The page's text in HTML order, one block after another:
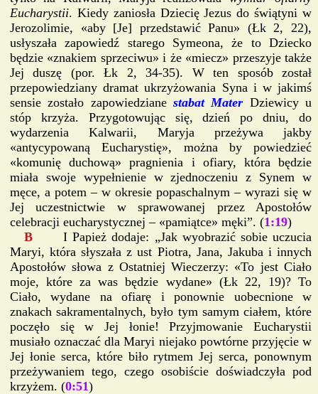
Eucharystii. Kiedy zaniosła Dziecię Jezus do świątyni w
Jerozolimie, «aby [Je] przedstawić Panu» (Łk 2, 22),
usłyszała zapowiedź starego Symeona, że to Dziecko
będzie «znakiem sprzeciwu» i że «miecz» przeszyje także
Jej duszę (por. Łk 2, 34-35). W ten sposób został
przepowiedziany dramat ukrzyżowania Syna i w jakimś
sensie zostało zapowiedziane stabat Mater Dziewicy u
stóp krzyża. Przygotowując się, dzień po dniu, do
wydarzenia Kalwarii, Maryja przeżywa jakby
«antycypowaną Eucharystię», można by powiedzieć
«komunię duchową» pragnienia i ofiary, która będzie
miała swoje wypełnienie w zjednoczeniu z Synem w
męce, a potem – w okresie popaschalnym – wyrazi się w
Jej uczestnictwie w sprawowanej przez Apostołów
celebracji eucharystycznej – «pamiątce» męki”. (1:19)
B I Papież dodaje: „Jak wyobrazić sobie uczucia
Maryi, która słyszała z ust Piotra, Jana, Jakuba i innych
Apostołów słowa z Ostatniej Wieczerzy: «To jest Ciało
moje, które za was będzie wydane» (Łk 22, 19)? To
Ciało, wydane na ofiarę i ponownie uobecnione w
znakach sakramentalnych, było tym samym ciałem, które
poczęło się w Jej łonie! Przyjmowanie Eucharystii
musiało oznaczać dla Maryi niejako powtórne przyjęcie w
Jej łonie serca, które biło rytmem Jej serca, ponownym
przeżywaniem tego, czego osobiście doświadczyła pod
krzyżem. (0:51)